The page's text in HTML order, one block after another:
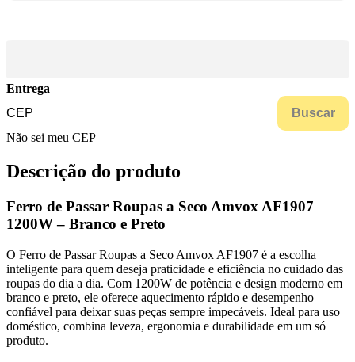
Entrega
Buscar
Não sei meu CEP
Descrição do produto
Ferro de Passar Roupas a Seco Amvox AF1907
1200W – Branco e Preto
O Ferro de Passar Roupas a Seco Amvox AF1907 é a escolha
inteligente para quem deseja praticidade e eficiência no cuidado das
roupas do dia a dia. Com 1200W de potência e design moderno em
branco e preto, ele oferece aquecimento rápido e desempenho
confiável para deixar suas peças sempre impecáveis. Ideal para uso
doméstico, combina leveza, ergonomia e durabilidade em um só
produto.